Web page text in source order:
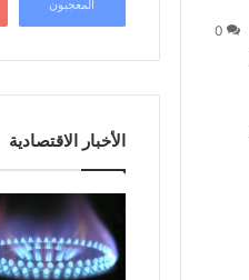
0
المعجبون
الأخبار الاقتصادية